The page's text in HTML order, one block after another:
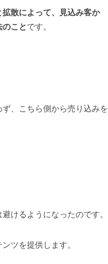
散によって、見込み客か
ことです。
、こちら側から売り込みを
けるようになったのです。
ツを提供します。